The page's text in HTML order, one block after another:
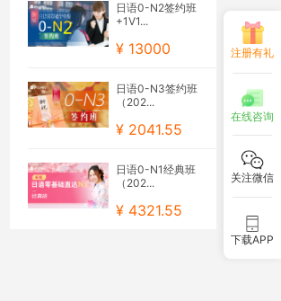
日语0-N2签约班
+1V1...
¥ 13000
日语0-N3签约班
（202...
¥ 2041.55
日语0-N1经典班
（202...
¥ 4321.55
注册有礼
在线咨询
关注微信
下载APP